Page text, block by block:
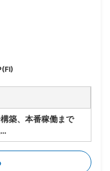
築、本番稼働まで
ポジション
をもとにした概要設